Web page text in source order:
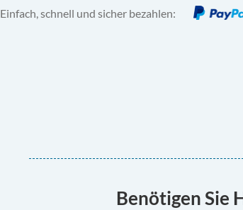
Einfach, schnell und sicher bezahlen:
Benötigen Sie